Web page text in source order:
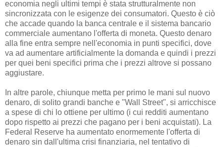
economia negli ultimi tempi è stata strutturalmente non
sincronizzata con le esigenze dei consumatori. Questo è ciò
che accade quando la banca centrale e il sistema bancario
commerciale aumentano l'offerta di moneta. Questo denaro
alla fine entra sempre nell'economia in punti specifici, dove
va ad aumentare artificialmente la domanda e quindi i prezzi
per quei beni specifici prima che i prezzi altrove si possano
aggiustare.
In altre parole, chiunque metta per primo le mani sul nuovo
denaro, di solito grandi banche e "Wall Street", si arricchisce
a spese di chi lo ottiene per ultimo (i cui redditi aumentano
dopo rispetto ai prezzi che pagano per i beni acquistati). La
Federal Reserve ha aumentato enormemente l'offerta di
denaro sin dall'ultima crisi finanziaria, nel tentativo di